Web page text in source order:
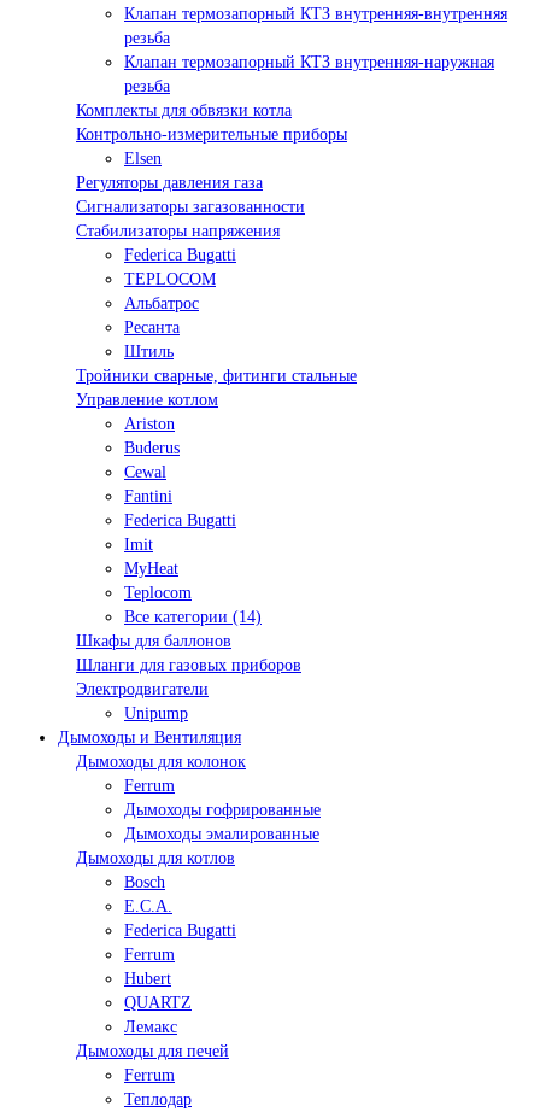
Клапан термозапорный КТЗ внутренняя-внутренняя
резьба
Клапан термозапорный КТЗ внутренняя-наружная
резьба
Комплекты для обвязки котла
Контрольно-измерительные приборы
Elsen
Регуляторы давления газа
Сигнализаторы загазованности
Стабилизаторы напряжения
Federica Bugatti
TEPLOCOM
Альбатрос
Ресанта
Штиль
Тройники сварные, фитинги стальные
Управление котлом
Ariston
Buderus
Cewal
Fantini
Federica Bugatti
Imit
MyHeat
Teplocom
Все категории (14)
Шкафы для баллонов
Шланги для газовых приборов
Электродвигатели
Unipump
Дымоходы и Вентиляция
Дымоходы для колонок
Ferrum
Дымоходы гофрированные
Дымоходы эмалированные
Дымоходы для котлов
Bosch
E.C.A.
Federica Bugatti
Ferrum
Hubert
QUARTZ
Лемакс
Дымоходы для печей
Ferrum
Теплодар